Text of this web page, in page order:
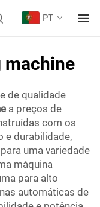
PT
machine
de qualidade
a preços de
com os
e durabilidade,
uma variedade
máquina
para alto
automáticas de